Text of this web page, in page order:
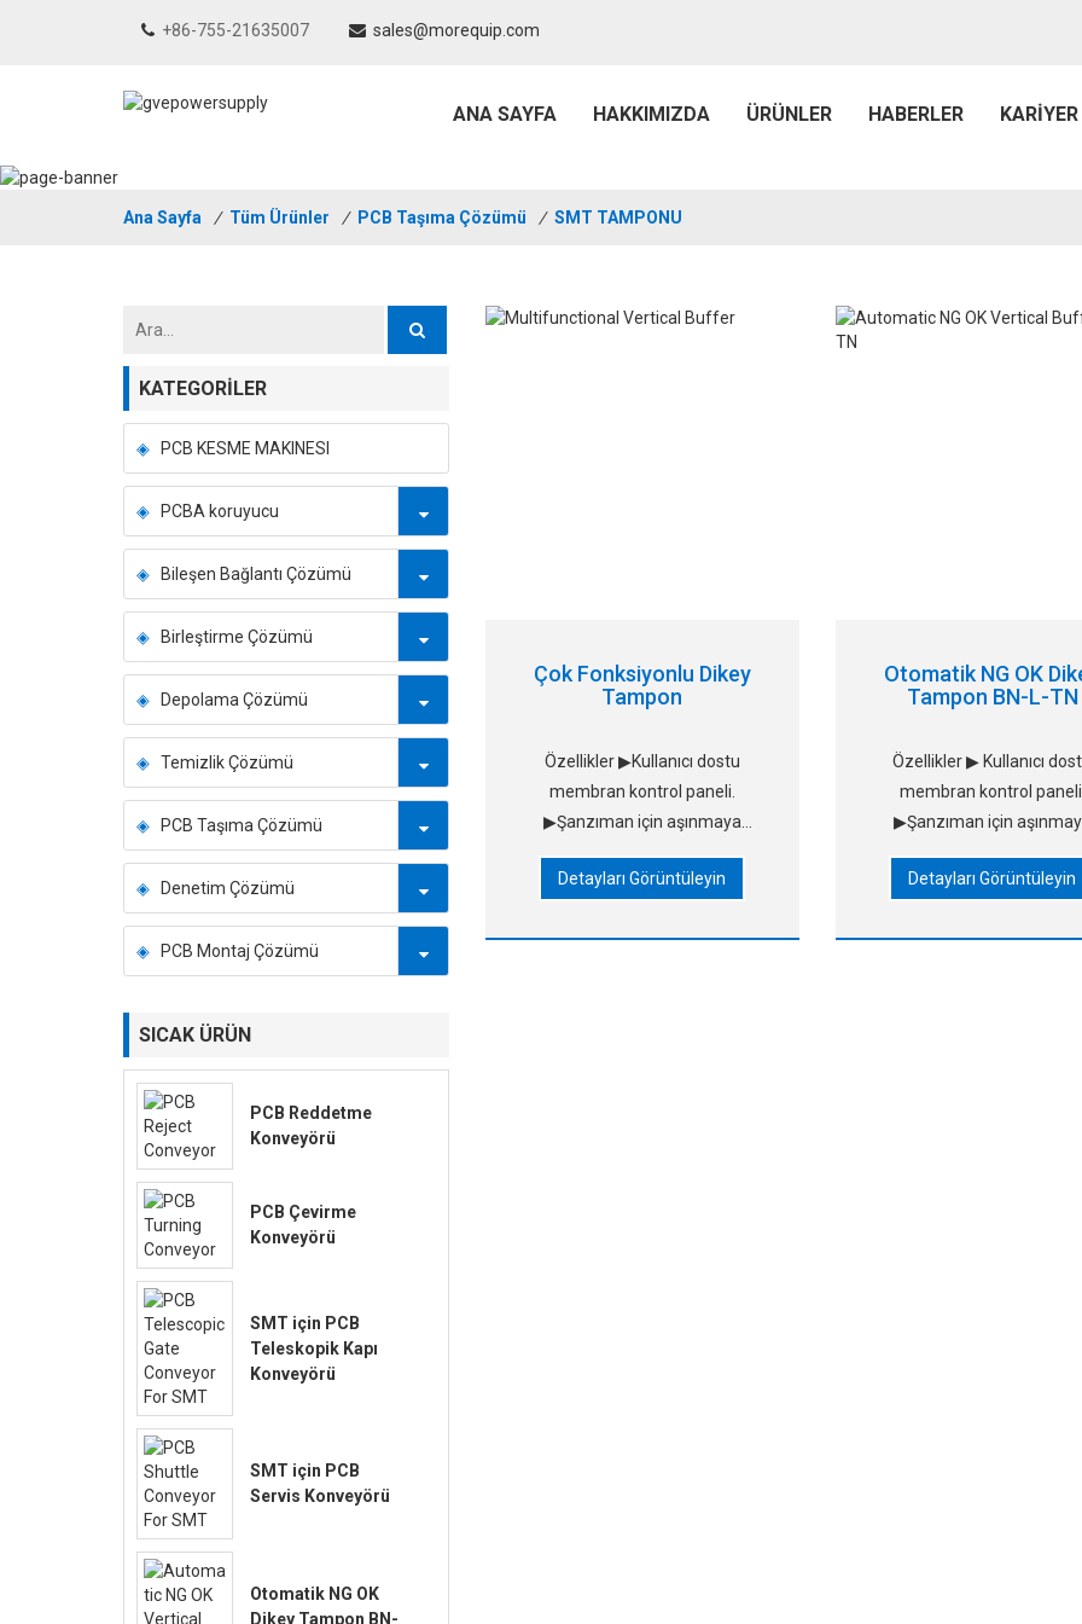
+86-755-21635007 sales@morequip.com
ANA SAYFA HAKKIMIZDA ÜRÜNLER HABERLER KARIYER
Ana Sayfa / Tüm Ürünler / PCB Taşıma Çözümü / SMT TAMPONU
Çok Fonksiyonlu Dikey
Tampon
Özellikler ▶Kullanıcı dostu
membran kontrol paneli.
▶Şanzıman için aşınmaya
kullanın (uygun kayış değişimi).
▶Geçiş. Paralel ve düzgün
Detayları Görüntüleyin
Otomatik NG OK
Tampon BN-L-TN
Özellikler ▶ Kullanıcı
membran kontrol
▶Şanzıman için
kullanın (uygun kayış
Geçiş yolu. ▶Paralel ve
Detayları Görüntüleyin
KATEGORILER
PCB KESME MAKINESI
PCBA koruyucu
Bileşen Bağlantı Çözümü
Birleştirme Çözümü
Depolama Çözümü
Temizlik Çözümü
PCB Taşıma Çözümü
Denetim Çözümü
PCB Montaj Çözümü
SICAK ÜRÜN
PCB Reddetme
Konveyörü
PCB Çevirme
Konveyörü
SMT için PCB
Teleskopik Kapı
Konveyörü
SMT için PCB
Servis Konveyörü
Otomatik NG OK
Dikey Tampon BN-